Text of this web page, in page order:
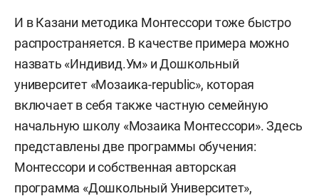
И в Казани методика Монтессори тоже быстро
распространяется. В качестве примера можно
назвать «Индивид.Ум» и Дошкольный
университет «Мозаика-republic», которая
включает в себя также частную семейную
начальную школу «Мозаика Монтессори». Здесь
представлены две программы обучения:
Монтессори и собственная авторская
программа «Дошкольный Университет»,